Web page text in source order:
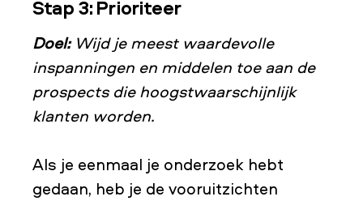
Stap 3: Prioriteer
Doel:Wijd je meest waardevolle
inspanningen en middelen toe aan de
prospects die hoogstwaarschijnlijk
klanten worden.
Als je eenmaal je onderzoek hebt
gedaan, heb je de vooruitzichten